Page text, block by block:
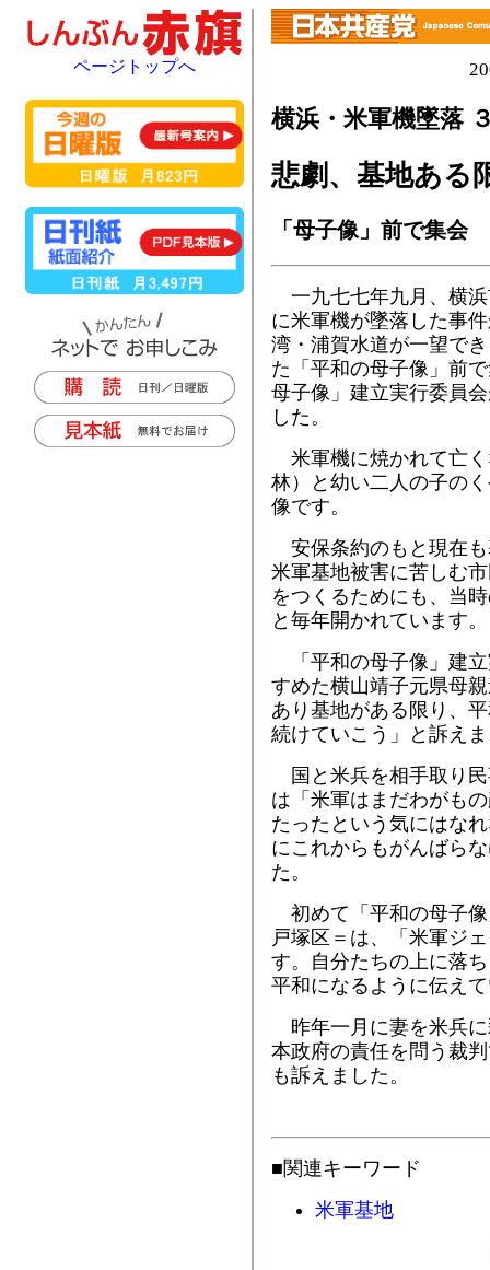
横浜・米軍機墜落
悲劇、基地ある
「母子像」前で集会
一九七七年九月、横
に米軍機が墜落した事
湾・浦賀水道が一望で
た「平和の母子像」前
母子像」建立実行委員
した。
米軍機に焼かれて亡
林）と幼い二人の子の
像です。
安保条約のもと現在
米軍基地被害に苦しむ
をつくるためにも、当
と毎年開かれています。
「平和の母子像」建
すめた横山靖子元県母
あり基地がある限り、
続けていこう」と訴え
国と米兵を相手取り
は「米軍はまだわがも
たったという気にはな
にこれからもがんばら
た。
初めて「平和の母子
戸塚区＝は、「米軍ジ
す。自分たちの上に落
平和になるように伝え
昨年一月に妻を米兵
本政府の責任を問う裁
も訴えました。
■関連キーワード
米軍基地
ページトップへ